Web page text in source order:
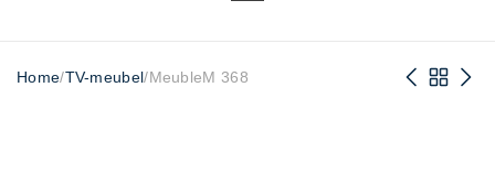
Home/TV-meubel/MeubleM 368